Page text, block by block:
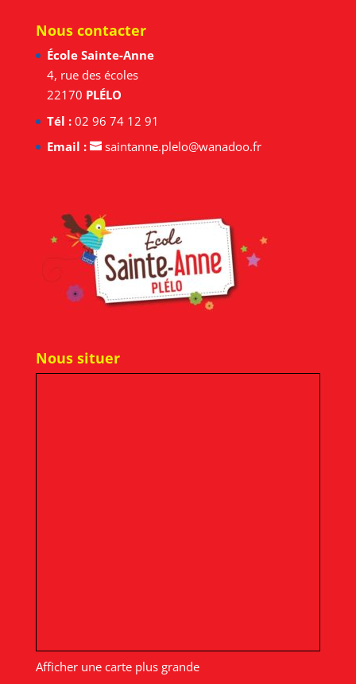
Nous contacter
École Sainte-Anne
4, rue des écoles
22170 PLÉLO
Tél :02 96 74 12 91
Email :
saintanne.plelo@wanadoo.fr
Nous situer
Afficher une carte plus grande